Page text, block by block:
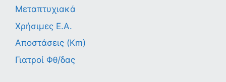
Μεταπτυχιακά
Χρήσιμες Ε.Α.
Αποστάσεις (Km)
Γιατροί Φθ/δας